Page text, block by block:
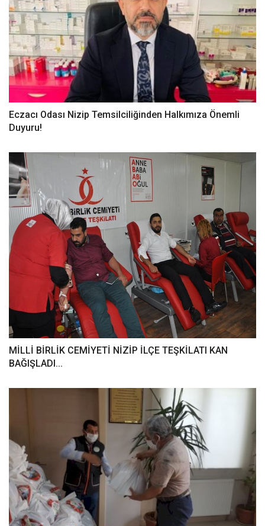
Eczacı Odası Nizip Temsilciliğinden Halkımıza Önemli
Duyuru!
MİLLİ BİRLİK CEMİYETİ NİZİP İLÇE TEŞKİLATI KAN
BAĞIŞLADI...